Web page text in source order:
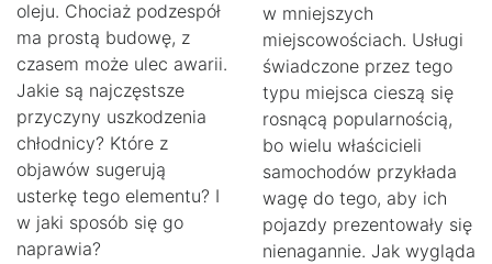
oleju. Chociaż podzespół
ma prostą budowę, z
czasem może ulec awarii.
Jakie są najczęstsze
przyczyny uszkodzenia
chłodnicy? Które z
objawów sugerują
usterkę tego elementu? I
w jaki sposób się go
naprawia?
w mniejszych
miejscowościach. Usługi
świadczone przez tego
typu miejsca cieszą się
rosnącą popularnością,
bo wielu właścicieli
samochodów przykłada
wagę do tego, aby ich
pojazdy prezentowały się
nienagannie. Jak wygląda